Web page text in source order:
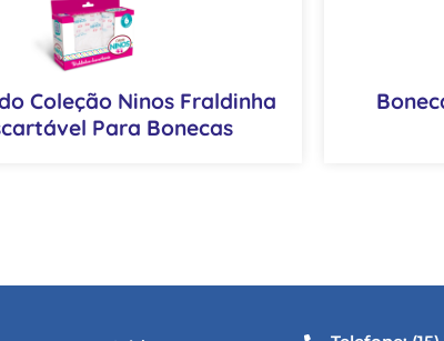
Coleção Ninos Fraldinha
Para Bonecas